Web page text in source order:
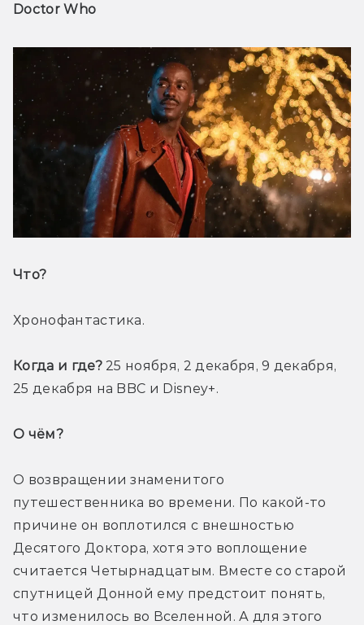
Doctor Who
Что?
Хронофантастика.
Когда и где? 25 ноября, 2 декабря, 9 декабря,
25 декабря на BBC и Disney+.
О чём?
О возвращении знаменитого
путешественника во времени. По какой-то
причине он воплотился с внешностью
Десятого Доктора, хотя это воплощение
считается Четырнадцатым. Вместе со старой
спутницей Донной ему предстоит понять,
что изменилось во Вселенной. А для этого